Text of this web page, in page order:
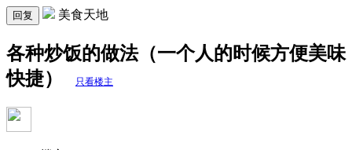
回复 美食天地
各种炒饭的做法（一个人的时候方便美味
快捷）
只看楼主